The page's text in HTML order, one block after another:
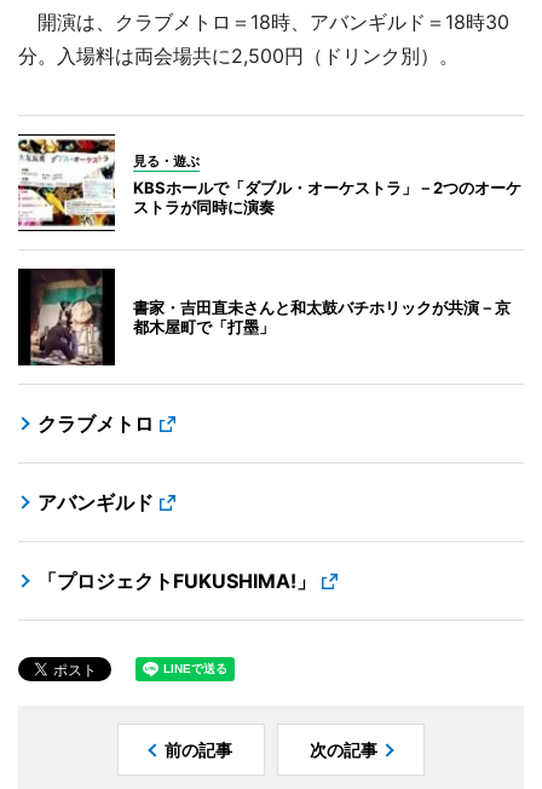
開演は、クラブメトロ＝18時、アバンギルド＝18時30
分。入場料は両会場共に2,500円（ドリンク別）。
見る・遊ぶ
KBSホールで「ダブル・オーケストラ」－2つのオーケ
ストラが同時に演奏
書家・吉田直未さんと和太鼓バチホリックが共演－京
都木屋町で「打墨」
クラブメトロ
アバンギルド
「プロジェクトFUKUSHIMA!」
前の記事 次の記事